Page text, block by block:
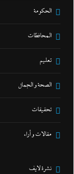
الحكومة
المحافظات
تعليم
الصحة و الجمال
تحقيقات
مقالات و أراء
نشرة لايف